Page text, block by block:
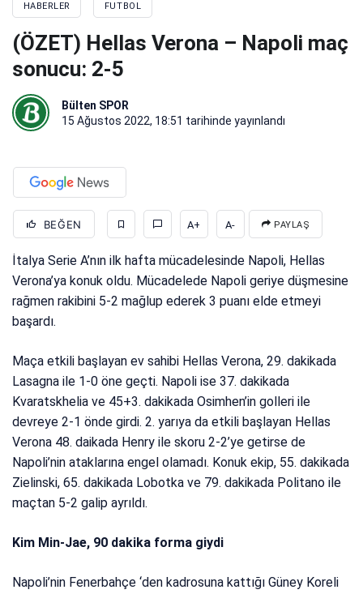
HABERLER FUTBOL
(ÖZET) Hellas Verona – Napoli maç
sonucu: 2-5
Bülten SPOR
15 Ağustos 2022, 18:51 tarihinde yayınlandı
BEĞEN A+ A- PAYLAŞ
İtalya Serie A’nın ilk hafta mücadelesinde Napoli, Hellas
Verona’ya konuk oldu. Mücadelede Napoli geriye düşmesine
rağmen rakibini 5-2 mağlup ederek 3 puanı elde etmeyi
başardı.
Maça etkili başlayan ev sahibi Hellas Verona, 29. dakikada
Lasagna ile 1-0 öne geçti. Napoli ise 37. dakikada
Kvaratskhelia ve 45+3. dakikada Osimhen’in golleri ile
devreye 2-1 önde girdi. 2. yarıya da etkili başlayan Hellas
Verona 48. daikada Henry ile skoru 2-2’ye getirse de
Napoli’nin ataklarına engel olamadı. Konuk ekip, 55. dakikada
Zielinski, 65. dakikada Lobotka ve 79. dakikada Politano ile
maçtan 5-2 galip ayrıldı.
Kim Min-Jae, 90 dakika forma giydi
Napoli’nin Fenerbahçe ‘den kadrosuna kattığı Güney Koreli